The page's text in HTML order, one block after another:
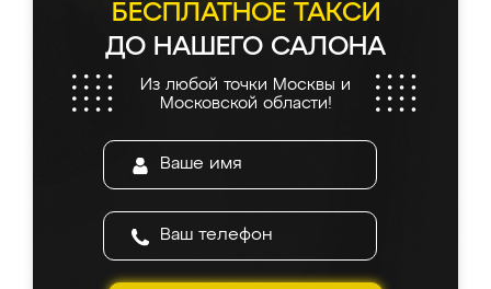
БЕСПЛАТНОЕ ТАКСИ
ДО НАШЕГО САЛОНА
Из любой точки Москвы и
Московской области!